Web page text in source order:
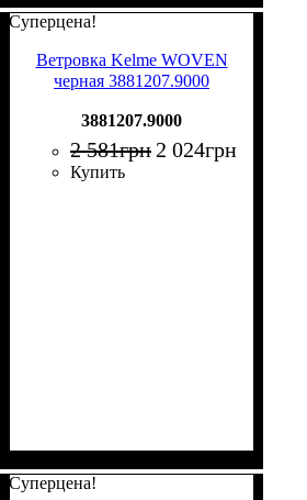
Суперцена!
Ветровка Kelme WOVEN
черная 3881207.9000
3881207.9000
2 581грн 2 024грн
Купить
Суперцена!